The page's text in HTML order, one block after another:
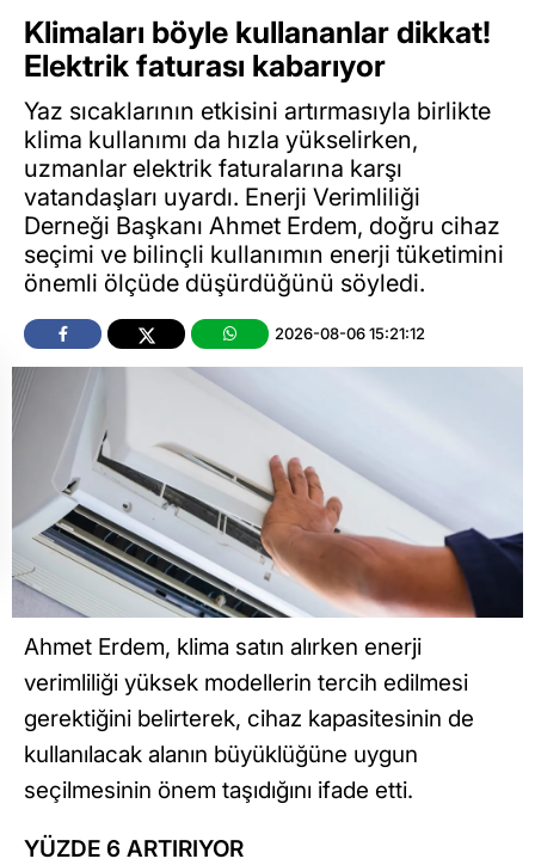
Klimaları böyle kullananlar dikkat!
Elektrik faturası kabarıyor
Yaz sıcaklarının etkisini artırmasıyla birlikte
klima kullanımı da hızla yükselirken,
uzmanlar elektrik faturalarına karşı
vatandaşları uyardı. Enerji Verimliliği
Derneği Başkanı Ahmet Erdem, doğru cihaz
seçimi ve bilinçli kullanımın enerji tüketimini
önemli ölçüde düşürdüğünü söyledi.
2026-08-06 15:21:12
Ahmet Erdem, klima satın alırken enerji
verimliliği yüksek modellerin tercih edilmesi
gerektiğini belirterek, cihaz kapasitesinin de
kullanılacak alanın büyüklüğüne uygun
seçilmesinin önem taşıdığını ifade etti.
YÜZDE 6 ARTIRIYOR